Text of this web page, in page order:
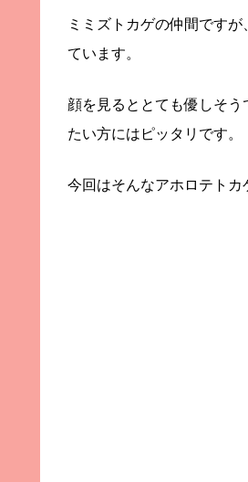
ミミズトカゲの仲間ですが
ています。
顔を見るととても優しそ
たい方にはピッタリです。
今回はそんなアホロテトカ